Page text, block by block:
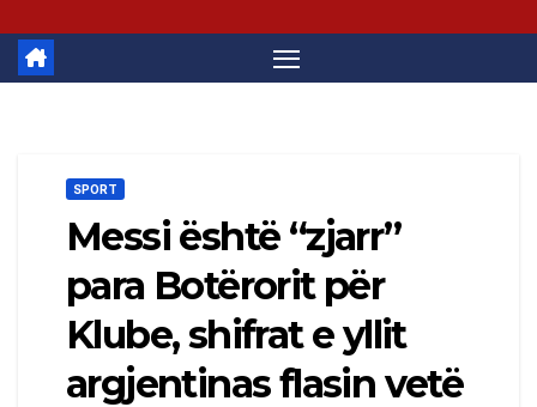
SPORT
Messi është “zjarr”
para Botërorit për
Klube, shifrat e yllit
argjentinas flasin vetë